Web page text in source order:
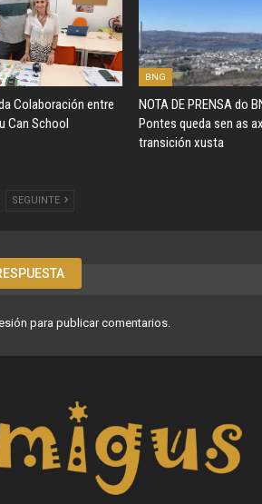
Colaboración entre
Can School
BNG
NOTA DE PRENSA do
Pontes queda sen as
transición xusta
SEGUINTE
para publicar comentarios.